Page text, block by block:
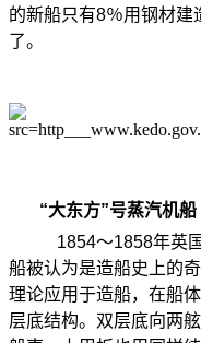
的新船只有8％用钢材建
了。
“大东方”号蒸汽机
1854～1858年英
船被认为是造船史上的
理论应用于造船，在船
层底结构。双层底向两